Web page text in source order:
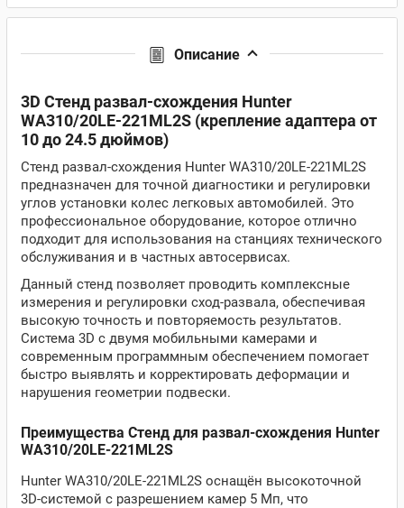
Описание
3D Стенд развал-схождения Hunter
WA310/20LE-221ML2S (крепление адаптера от
10 до 24.5 дюймов)
Стенд развал-схождения Hunter WA310/20LE-221ML2S
предназначен для точной диагностики и регулировки
углов установки колес легковых автомобилей. Это
профессиональное оборудование, которое отлично
подходит для использования на станциях технического
обслуживания и в частных автосервисах.
Данный стенд позволяет проводить комплексные
измерения и регулировки сход-развала, обеспечивая
высокую точность и повторяемость результатов.
Система 3D с двумя мобильными камерами и
современным программным обеспечением помогает
быстро выявлять и корректировать деформации и
нарушения геометрии подвески.
Преимущества Стенд для развал-схождения Hunter
WA310/20LE-221ML2S
Hunter WA310/20LE-221ML2S оснащён высокоточной
3D-системой с разрешением камер 5 Мп, что